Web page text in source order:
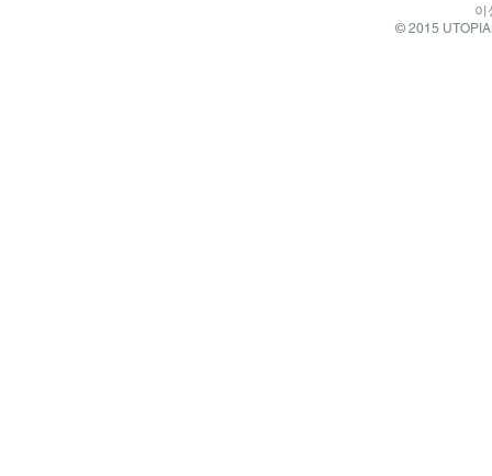
이
© 2015